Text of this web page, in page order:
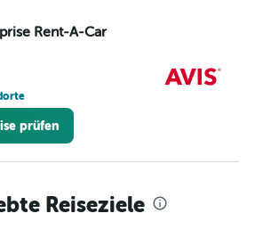
Rent-A-Car
prüfen
Reiseziele